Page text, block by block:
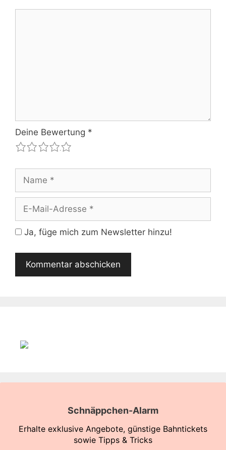
Deine Bewertung *
4
3
2
1
Mail-
Adresse
Ja, füge mich zum Newsletter hinzu!
Schnäppchen-Alarm
Erhalte exklusive Angebote, günstige Bahntickets
sowie Tipps & Tricks